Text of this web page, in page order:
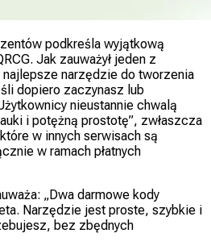
podkreśla wyjątkową
Jak zauważył jeden z
najlepsze narzędzie do tworzenia
dopiero zaczynasz lub
nieustannie chwalą
i potężną prostotę”, zwłaszcza
w innych serwisach są
w ramach płatnych
„Dwa darmowe kody
Narzędzie jest proste, szybkie i
bez zbędnych